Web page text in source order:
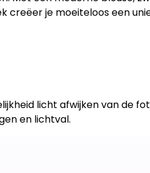
creëer je moeiteloos een
licht afwijken van de
en lichtval.